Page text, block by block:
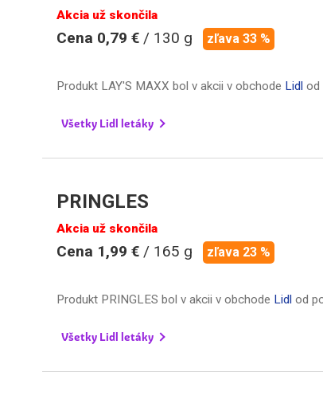
Akcia už skončila
Cena 0,79 € / 130 g zľava 33 %
Produkt LAY'S MAXX bol v akcii v obchode Lidl od
Všetky Lidl letáky
PRINGLES
Akcia už skončila
Cena 1,99 € / 165 g zľava 23 %
Produkt PRINGLES bol v akcii v obchode Lidl od
Všetky Lidl letáky